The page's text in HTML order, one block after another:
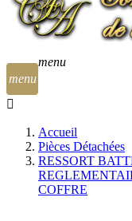
menu
menu
Accueil
Pièces Détachées
RESSORT
COFFRE